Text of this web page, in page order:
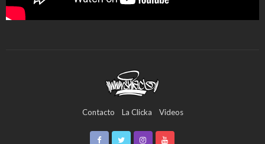
Contacto La Clicka Videos